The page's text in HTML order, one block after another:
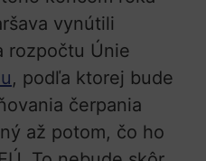
vynútili
rozpočtu Únie
, podľa ktorej bude
čerpania
až potom, čo ho